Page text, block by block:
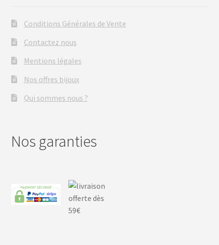
Conditions Générales de Vente
Contactez nous
Mentions légales
Nos offres bijoux
Qui sommes nous ?
Nos garanties